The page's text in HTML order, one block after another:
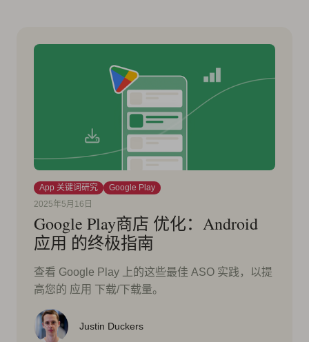
App 关键词研究
Google Play
2025年5月16日
Google Play商店 优化：Android
应用 的终极指南
查看 Google Play 上的这些最佳 ASO 实践，以提
高您的 应用 下载/下载量。
Justin Duckers